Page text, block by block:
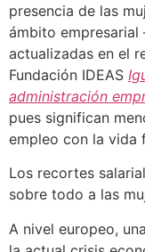
presencia de las
ámbito empresarial
actualizadas en el
Fundación IDEAS
administración
pues significan
empleo con la vida
Los recortes
sobre todo a las
A nivel europeo,